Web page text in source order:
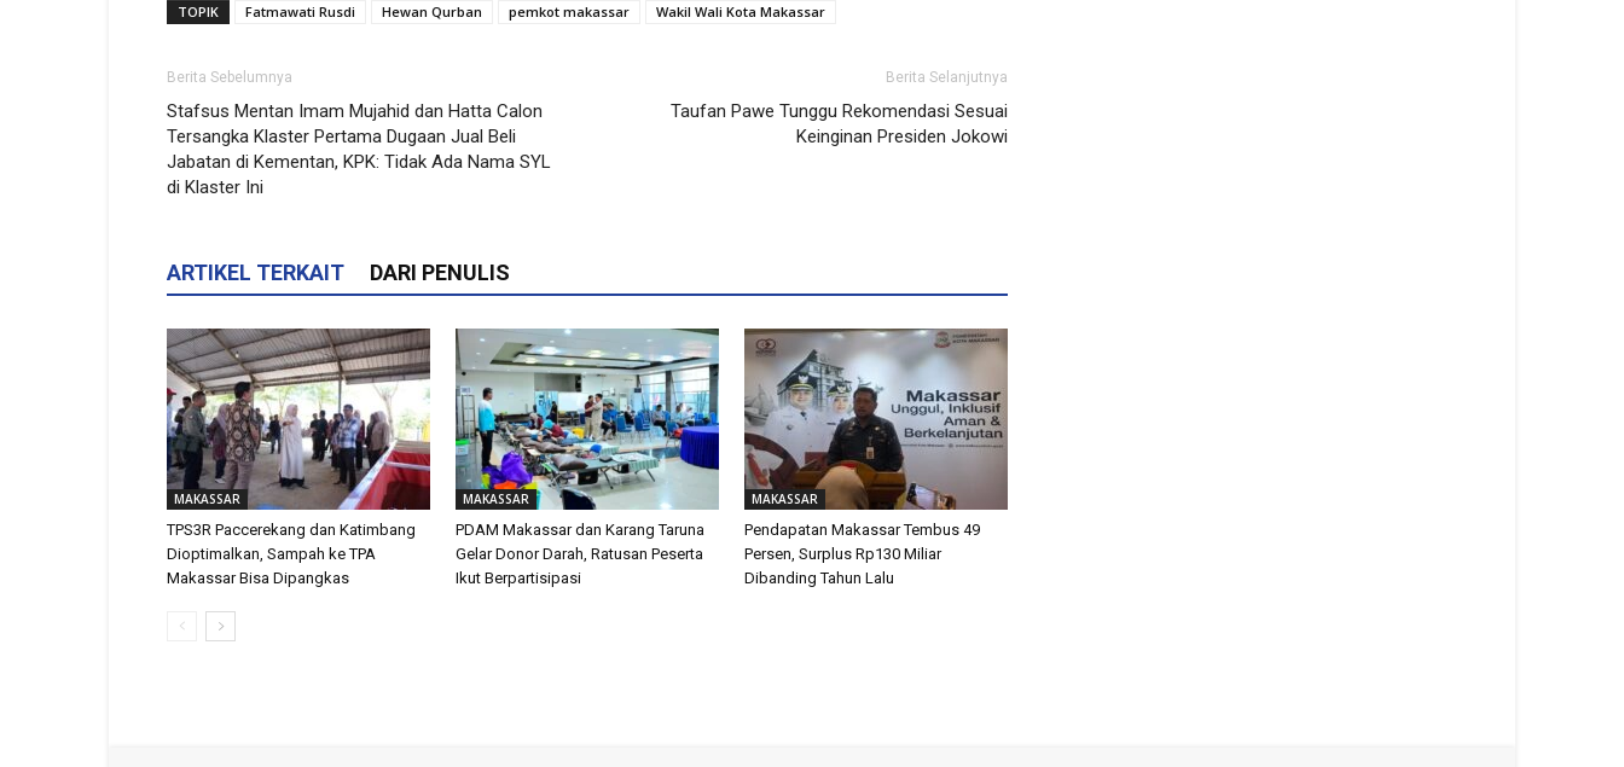
TOPIK Fatmawati Rusdi Hewan Qurban pemkot makassar Wakil Wali Kota Makassar
Berita Sebelumnya
Stafsus Mentan Imam Mujahid dan Hatta Calon
Tersangka Klaster Pertama Dugaan Jual Beli
Jabatan di Kementan, KPK: Tidak Ada Nama SYL
di Klaster Ini
Berita Selanjutnya
Taufan Pawe Tunggu Rekomendasi Sesuai
Keinginan Presiden Jokowi
ARTIKEL TERKAIT DARI PENULIS
MAKASSAR
TPS3R Paccerekang dan Katimbang
Dioptimalkan, Sampah ke TPA
Makassar Bisa Dipangkas
MAKASSAR
PDAM Makassar dan Karang Taruna
Gelar Donor Darah, Ratusan Peserta
Ikut Berpartisipasi
MAKASSAR
Pendapatan Makassar Tembus 49
Persen, Surplus Rp130 Miliar
Dibanding Tahun Lalu